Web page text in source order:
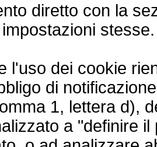
diretto con la
l'uso dei cookie
di
1, lettera d),
a "definire